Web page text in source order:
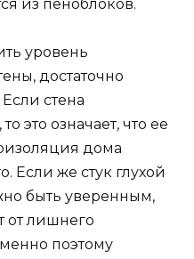
из пеноблоков.
уровень
достаточно
стена
это означает, что ее
дома
Если же стук глухой
быть уверенным,
от лишнего
поэтому